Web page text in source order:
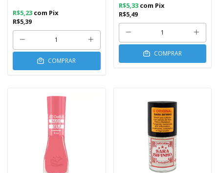
R$5,39
R$5,23 com Pix
COMPRAR
R$5,49
R$5,33 com Pix
COMPRAR